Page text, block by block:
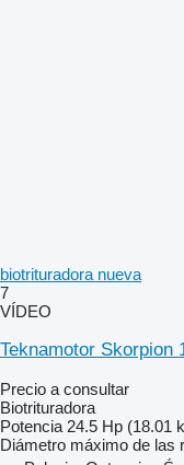
biotrituradora nueva
7
VÍDEO
Teknamotor Skorpion
Precio a consultar
Biotrituradora
Potencia 24.5 Hp (18.01
Diámetro máximo de las